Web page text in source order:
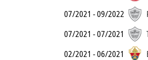
07/2021 - 09/2022
07/2021 - 07/2021
02/2021 - 06/2021